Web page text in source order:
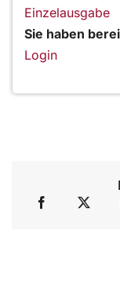
Einzelausgabe
Sie haben
Login